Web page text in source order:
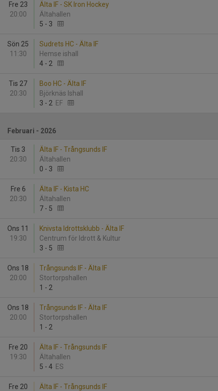
Fre 23
20:00
Älta IF - SK Iron Hockey
Ältahallen
5 - 3
Sön 25
11:30
Sudrets HC - Älta IF
Hemse ishall
4 - 2
Tis 27
20:30
Boo HC - Älta IF
Björknäs Ishall
3 - 2 EF
Februari - 2026
Tis 3
20:30
Älta IF - Trångsunds IF
Ältahallen
0 - 3
Fre 6
20:30
Älta IF - Kista HC
Ältahallen
7 - 5
Ons 11
19:30
Knivsta Idrottsklubb - Älta IF
Centrum för Idrott & Kultur
3 - 5
Ons 18
20:00
Trångsunds IF - Älta IF
Stortorpshallen
1 - 2
Ons 18
20:00
Trångsunds IF - Älta IF
Stortorpshallen
1 - 2
Fre 20
19:30
Älta IF - Trångsunds IF
Ältahallen
5 - 4 ES
Fre 20
Älta IF - Trångsunds IF